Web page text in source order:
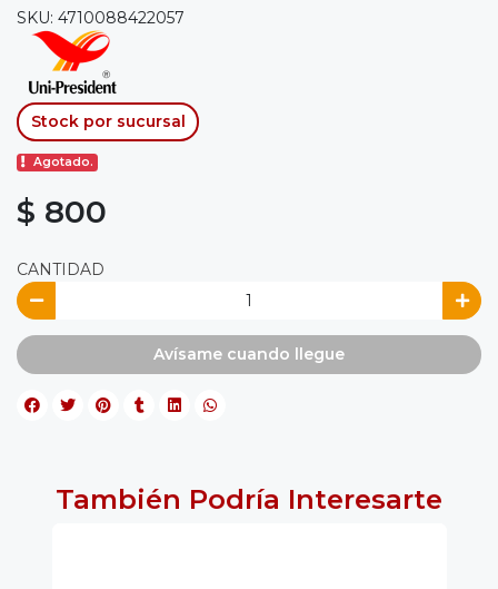
SKU: 4710088422057
Stock por sucursal
Agotado.
$ 800
CANTIDAD
Avísame cuando llegue
También Podría Interesarte